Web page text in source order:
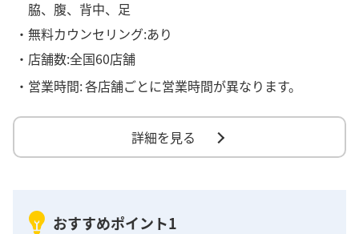
脇、腹、背中、足
・無料カウンセリング:あり
・店舗数:全国60店舗
・営業時間:各店舗ごとに営業時間が異なります。
詳細を見る
おすすめポイント1